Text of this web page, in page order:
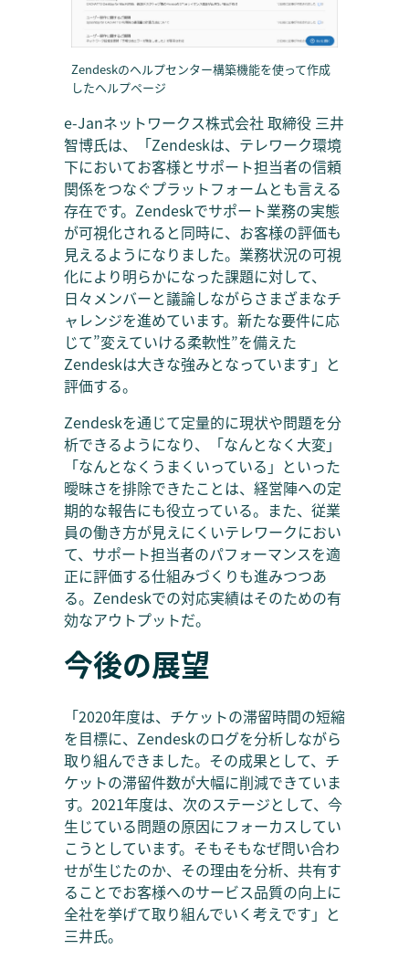
Zendeskのヘルプセンター構築機能を使って作成
したヘルプページ
e-Janネットワークス株式会社 取締役 三井
智博氏は、「Zendeskは、テレワーク環境
下においてお客様とサポート担当者の信頼
関係をつなぐプラットフォームとも言える
存在です。Zendeskでサポート業務の実態
が可視化されると同時に、お客様の評価も
見えるようになりました。業務状況の可視
化により明らかになった課題に対して、
日々メンバーと議論しながらさまざまなチ
ャレンジを進めています。新たな要件に応
じて”変えていける柔軟性”を備えた
Zendeskは大きな強みとなっています」と
評価する。
Zendeskを通じて定量的に現状や問題を分
析できるようになり、「なんとなく大変」
「なんとなくうまくいっている」といった
曖昧さを排除できたことは、経営陣への定
期的な報告にも役立っている。また、従業
員の働き方が見えにくいテレワークにおい
て、サポート担当者のパフォーマンスを適
正に評価する仕組みづくりも進みつつあ
る。Zendeskでの対応実績はそのための有
効なアウトプットだ。
今後の展望
「2020年度は、チケットの滞留時間の短縮
を目標に、Zendeskのログを分析しながら
取り組んできました。その成果として、チ
ケットの滞留件数が大幅に削減できていま
す。2021年度は、次のステージとして、今
生じている問題の原因にフォーカスしてい
こうとしています。そもそもなぜ問い合わ
せが生じたのか、その理由を分析、共有す
ることでお客様へのサービス品質の向上に
全社を挙げて取り組んでいく考えです」と
三井氏。